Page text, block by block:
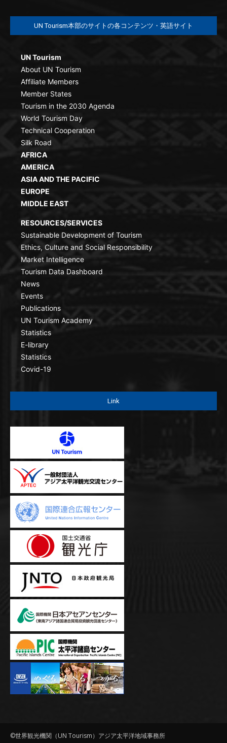
UN Tourism本部のサイトの各コンテンツ・英語サイト
UN Tourism
About UN Tourism
Affiliate Members
Member States
Tourism in the 2030 Agenda
World Tourism Day
Technical Cooperation
Silk Road
AFRICA
AMERICA
ASIA AND THE PACIFIC
EUROPE
MIDDLE EAST
RESOURCES/SERVICES
Sustainable Development of Tourism
Ethics, Culture and Social Responsibility
Market Intelligence
Tourism Data Dashboard
News
Events
Publications
UN Tourism Academy
Statistics
E-library
Statistics
Covid-19
Link
©世界観光機関（UN Tourism）アジア太平洋地域事務所